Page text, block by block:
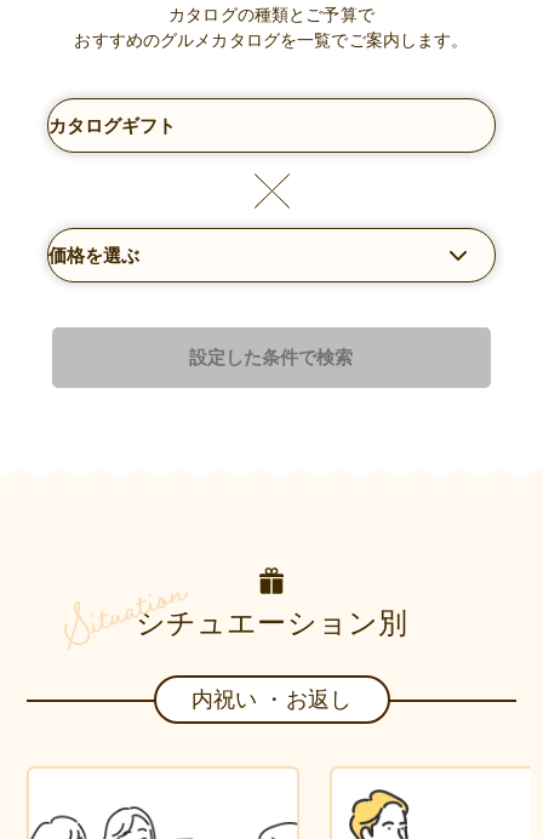
カタログの種類とご予算で
おすすめのグルメカタログを一覧でご案内します。
設定した条件で検索
シチュエーション別
内祝い ・お返し